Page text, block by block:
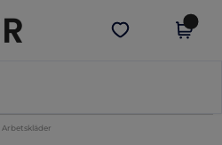
Hämta app
Arbetskläder